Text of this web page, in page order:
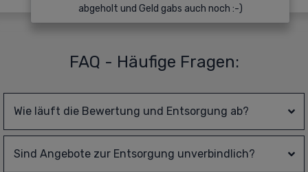
abgeholt und Geld gabs auch noch :-)
FAQ - Häufige Fragen:
Wie läuft die Bewertung und Entsorgung ab?
Sind Angebote zur Entsorgung unverbindlich?